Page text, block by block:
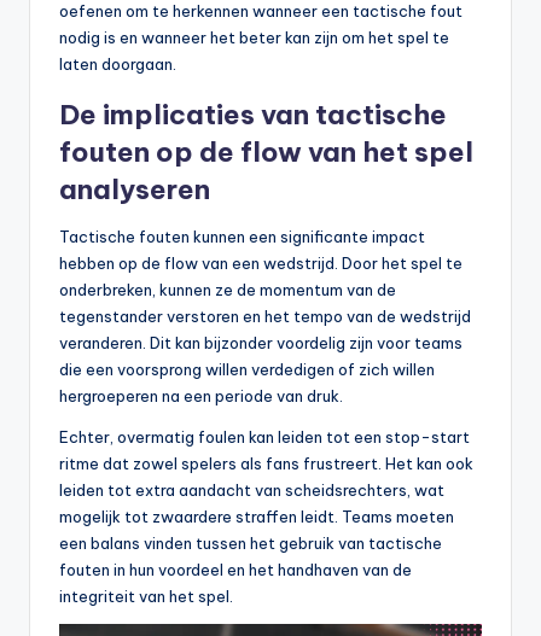
oefenen om te herkennen wanneer een tactische fout
nodig is en wanneer het beter kan zijn om het spel te
laten doorgaan.
De implicaties van tactische
fouten op de flow van het spel
analyseren
Tactische fouten kunnen een significante impact
hebben op de flow van een wedstrijd. Door het spel te
onderbreken, kunnen ze de momentum van de
tegenstander verstoren en het tempo van de wedstrijd
veranderen. Dit kan bijzonder voordelig zijn voor teams
die een voorsprong willen verdedigen of zich willen
hergroeperen na een periode van druk.
Echter, overmatig foulen kan leiden tot een stop-start
ritme dat zowel spelers als fans frustreert. Het kan ook
leiden tot extra aandacht van scheidsrechters, wat
mogelijk tot zwaardere straffen leidt. Teams moeten
een balans vinden tussen het gebruik van tactische
fouten in hun voordeel en het handhaven van de
integriteit van het spel.